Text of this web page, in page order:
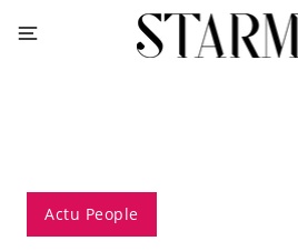
Actu People